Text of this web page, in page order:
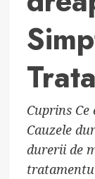
Cuprins
Cauzele
durerii de